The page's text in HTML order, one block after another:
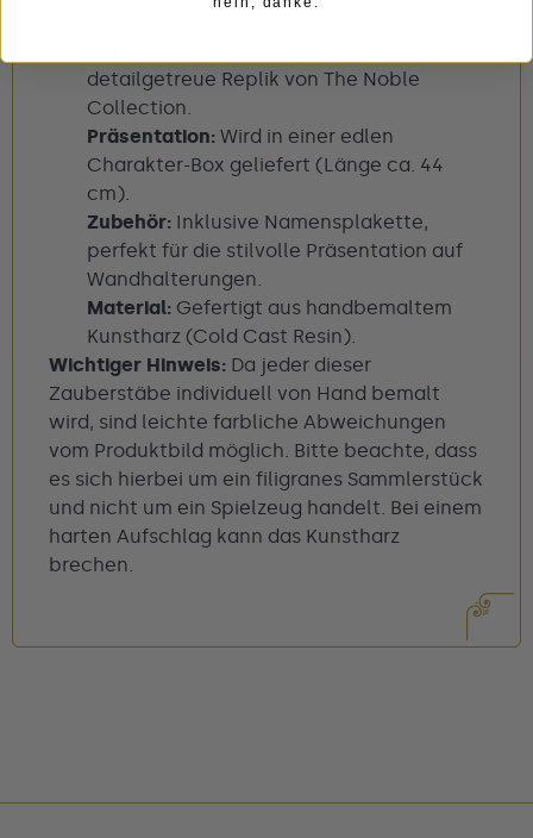
detailgetreue Replik von The Noble
Collection.
Präsentation: Wird in einer edlen
Charakter-Box geliefert (Länge ca. 44
cm).
Zubehör: Inklusive Namensplakette,
perfekt für die stilvolle Präsentation auf
Wandhalterungen.
Material: Gefertigt aus handbemaltem
Kunstharz (Cold Cast Resin).
Wichtiger Hinweis: Da jeder dieser
Zauberstäbe individuell von Hand bemalt
wird, sind leichte farbliche Abweichungen
vom Produktbild möglich. Bitte beachte, dass
es sich hierbei um ein filigranes Sammlerstück
und nicht um ein Spielzeug handelt. Bei einem
harten Aufschlag kann das Kunstharz
brechen.